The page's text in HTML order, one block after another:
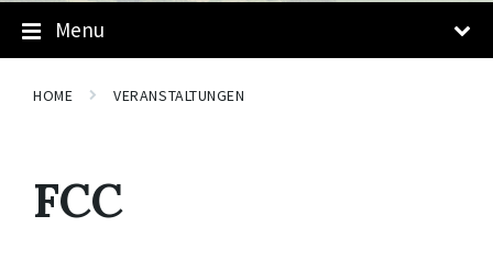
Menu
HOME VERANSTALTUNGEN
FCC